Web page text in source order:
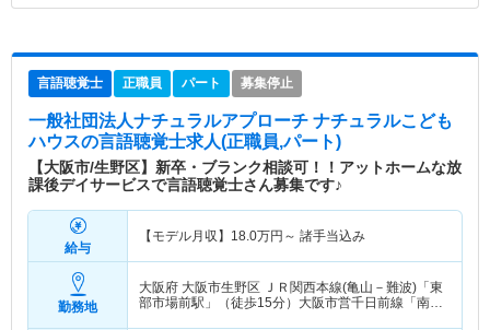
言語聴覚士 正職員 パート 募集停止
一般社団法人ナチュラルアプローチ ナチュラルこども
ハウスの言語聴覚士求人(正職員,パート)
【大阪市/生野区】新卒・ブランク相談可！！アットホームな放
課後デイサービスで言語聴覚士さん募集です♪
給与
【モデル月収】 18.0万円～ 諸手当込み
勤務地
大阪府 大阪市生野区 ＪＲ関西本線(亀山－難波)「東
部市場前駅」（徒歩15分）大阪市営千日前線「南巽